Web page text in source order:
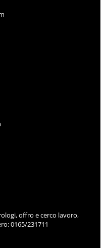
offro e cerco lavoro,
0165/231711